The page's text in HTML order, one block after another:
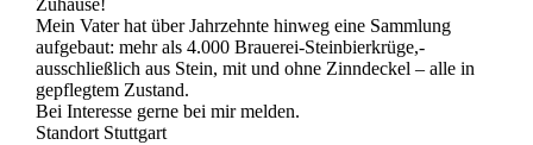
Zuhause!
Mein Vater hat über Jahrzehnte hinweg eine Sammlung
aufgebaut: mehr als 4.000 Brauerei-­Steinbierkrü­ge,­
ausschließlich aus Stein, mit und ohne Zinndeckel – alle in
gepflegtem Zustand.
Bei Interesse gerne bei mir melden.
Standort Stuttgart